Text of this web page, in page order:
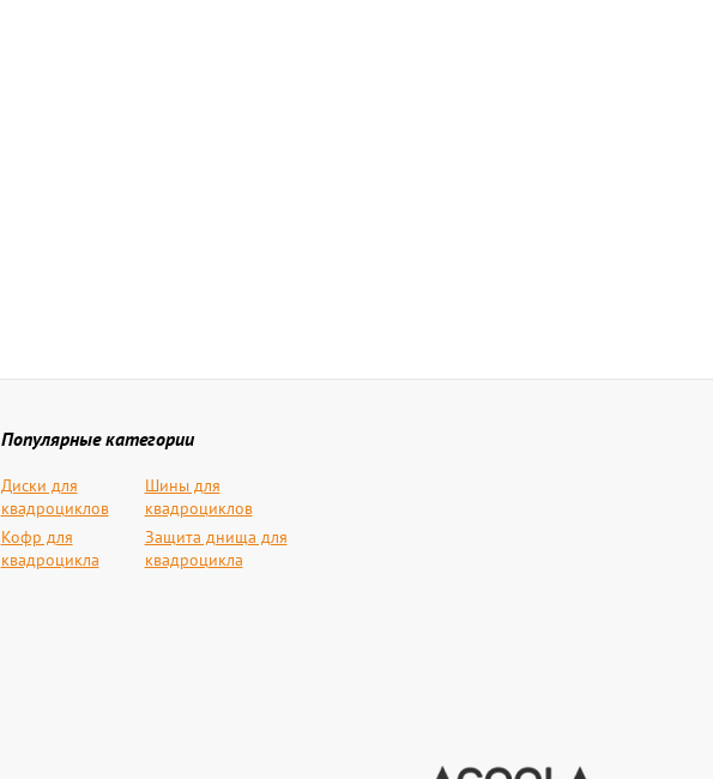
Популярные категории
Диски для
квадроциклов
Шины для
квадроциклов
Кофр для
квадроцикла
Защита днища для
квадроцикла